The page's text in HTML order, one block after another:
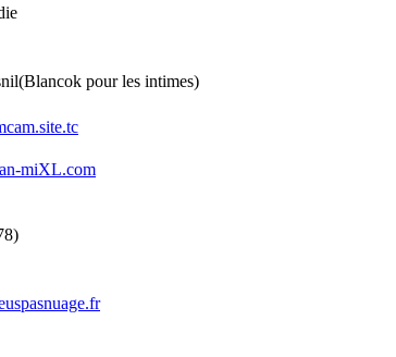
pour les intimes)
miXL.com